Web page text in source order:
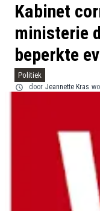
Kabinet
ministerie
beperkte
Politiek
door Jeannette Kras